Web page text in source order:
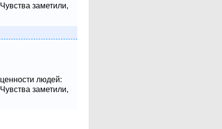
заметили,
людей:
заметили,